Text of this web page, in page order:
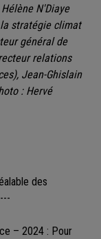
N'Diaye
stratégie climat
général de
relations
Jean-Ghislain
: Hervé
des
– 2024 : Pour